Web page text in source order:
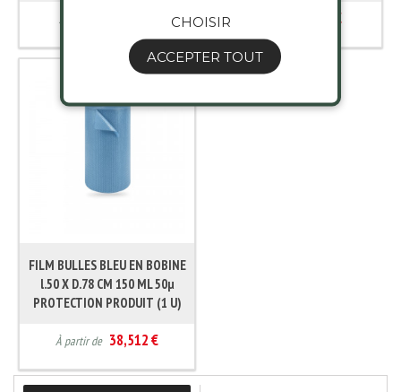
À partir de 2,558 €
FILM BULLES BLEU EN BOBINE
l.50 X D.78 CM 150 ML 50µ
PROTECTION PRODUIT (1 U)
À partir de 38,512 €
CHOISIR
ACCEPTER TOUT